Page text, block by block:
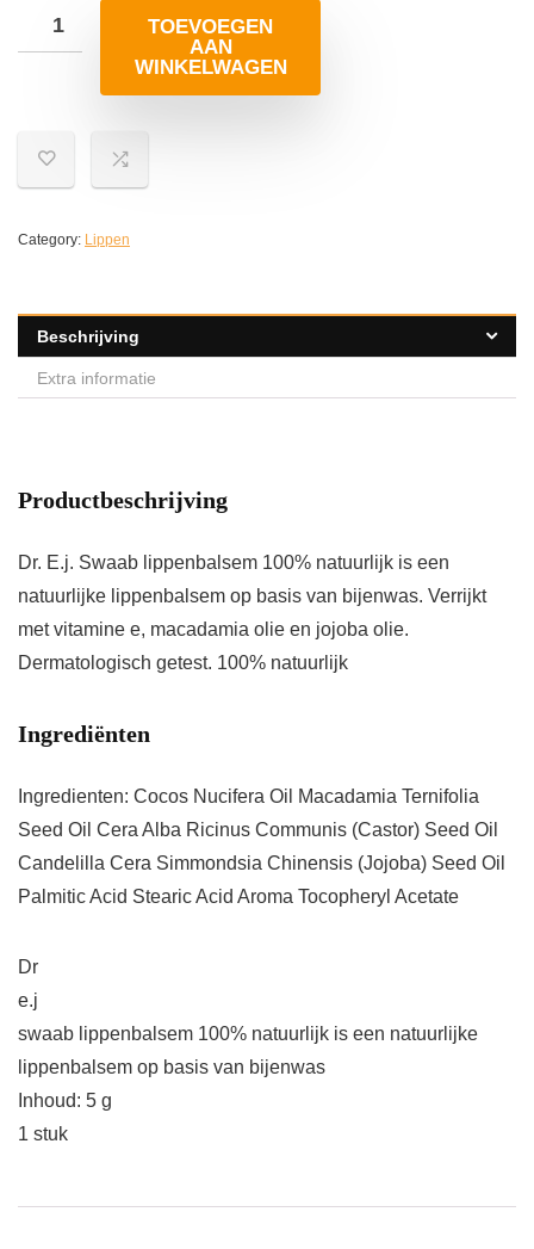
TOEVOEGEN
AAN
WINKELWAGEN
Category: Lippen
Beschrijving
Extra informatie
Productbeschrijving
Dr. E.j. Swaab lippenbalsem 100% natuurlijk is een
natuurlijke lippenbalsem op basis van bijenwas. Verrijkt
met vitamine e, macadamia olie en jojoba olie.
Dermatologisch getest. 100% natuurlijk
Ingrediënten
Ingredienten: Cocos Nucifera Oil Macadamia Ternifolia
Seed Oil Cera Alba Ricinus Communis (Castor) Seed Oil
Candelilla Cera Simmondsia Chinensis (Jojoba) Seed Oil
Palmitic Acid Stearic Acid Aroma Tocopheryl Acetate
Dr
e.j
swaab lippenbalsem 100% natuurlijk is een natuurlijke
lippenbalsem op basis van bijenwas
Inhoud: 5 g
1 stuk